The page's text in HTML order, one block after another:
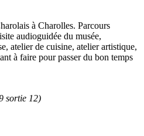
à Charolles. Parcours
audioguidée du musée,
atelier de cuisine, atelier artistique,
à faire pour passer du bon temps
sortie 12)